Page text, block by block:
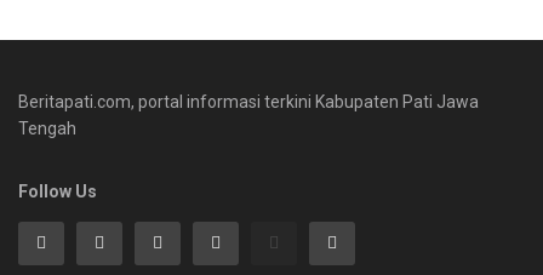
Beritapati.com, portal informasi terkini Kabupaten Pati Jawa
Tengah
Follow Us